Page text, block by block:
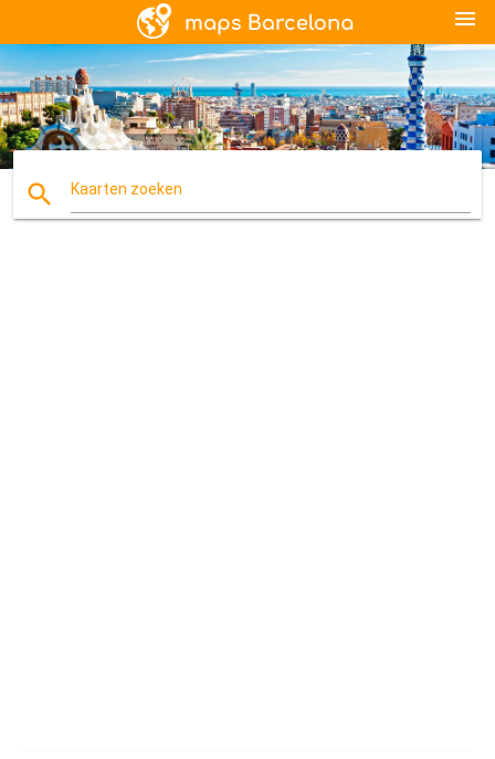
menu
search Kaarten zoeken